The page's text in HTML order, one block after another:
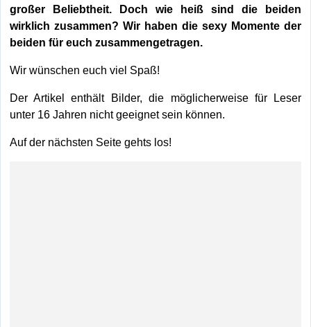
großer Beliebtheit. Doch wie heiß sind die beiden
wirklich zusammen? Wir haben die sexy Momente der
beiden für euch zusammengetragen.
Wir wünschen euch viel Spaß!
Der Artikel enthält Bilder, die möglicherweise für Leser
unter 16 Jahren nicht geeignet sein können.
Auf der nächsten Seite gehts los!